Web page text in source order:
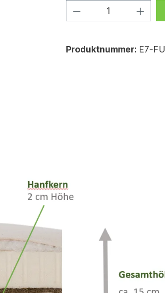
Produkt
Produktnummer: E7-